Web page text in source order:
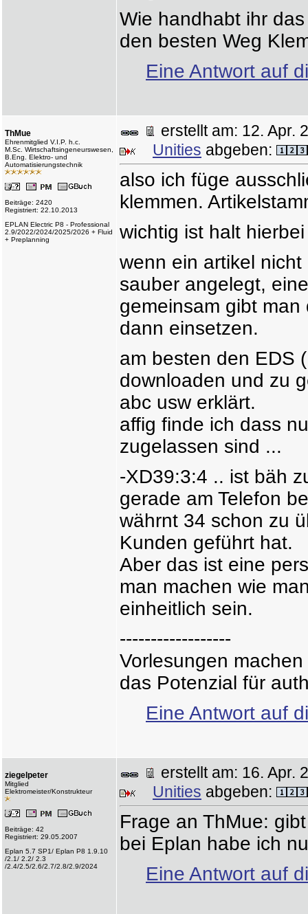
Wie handhabt ihr
den besten Weg
Eine Antwort auf
ThMue
Ehrenmitglied V.I.P. h.c.
M.Sc. Wirtschaftsingeneurswesen,
B.Eng. Elektro- und
Automatisierungstechnik
Beiträge: 2420
Registriert: 22.10.2013
EPLAN Electric P8 - Professional
2.9/2022/2024/2025/2026 + Fluid
+ Preplanning
erstellt am: 12.
Unities abgeben:
also ich füge
klemmen.
wichtig ist halt
wenn ein artikel
sauber angelegt,
gemeinsam gibt
dann einsetzen.
am besten den EDS
downloaden und zu
abc usw erklärt.
affig finde ich dass
zugelassen sind ...
-XD39:3:4 .. ist bäh
gerade am Telefon
währnt 34 schon zu
Kunden geführt hat.
Aber das ist eine
man machen wie
einheitlich sein.
------------------
Vorlesungen
das Potenzial für
Eine Antwort auf
ziegelpeter
Mitglied
Elektromeister/Konstrukteur
Beiträge: 42
Registriert: 29.05.2007
Eplan 5.7 SP1/ Eplan P8 1.9.10
/2.1/ 2.2/ 2.3
/2.4/2.5/2.6/2.7/2.8/2.9/2024
erstellt am: 16.
Unities abgeben:
Frage an ThMue:
bei Eplan habe ich
Eine Antwort auf